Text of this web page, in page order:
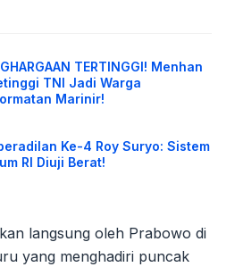
TERTINGGI! Menhan
TNI Jadi Warga
Marinir!
Ke-4 Roy Suryo: Sistem
RI Diuji Berat!
langsung oleh Prabowo di
yang menghadiri puncak